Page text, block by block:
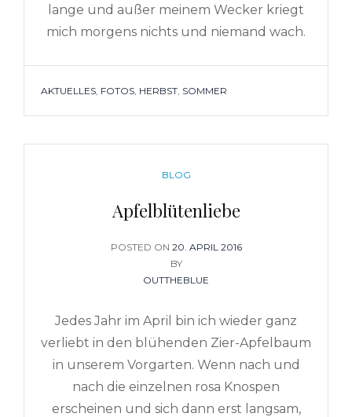
lange und außer meinem Wecker kriegt
mich morgens nichts und niemand wach.
TAGS
AKTUELLES FOTOS HERBST SOMMER
CATEGORIES
BLOG
Apfelblütenliebe
POSTED ON POSTED
ON
20. APRIL 2016
BY
OUTTHEBLUE
Jedes Jahr im April bin ich wieder ganz
verliebt in den blühenden Zier-Apfelbaum
in unserem Vorgarten. Wenn nach und
nach die einzelnen rosa Knospen
erscheinen und sich dann erst langsam,